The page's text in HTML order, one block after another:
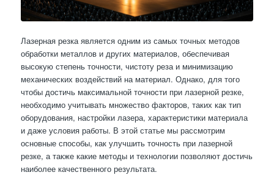
Лазерная резка является одним из самых точных методов
обработки металлов и других материалов, обеспечивая
высокую степень точности, чистоту реза и минимизацию
механических воздействий на материал. Однако, для того
чтобы достичь максимальной точности при лазерной резке,
необходимо учитывать множество факторов, таких как тип
оборудования, настройки лазера, характеристики материала
и даже условия работы. В этой статье мы рассмотрим
основные способы, как улучшить точность при лазерной
резке, а также какие методы и технологии позволяют достичь
наиболее качественного результата.